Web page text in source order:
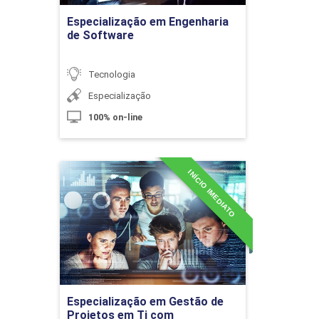
Learning)
Classificação de Textos - Introdução
ao Aprendizado Supervisionado
10h
Especialização em Engenharia
de Software
Tecnologia
Especialização
100% on-line
Especialização em Gestão de
Projetos em Ti com
INÍCIO IMEDIATO
Especialização em Gestão
de Projetos em Ti com
Metodologias Ágeis
Detalhes do curso